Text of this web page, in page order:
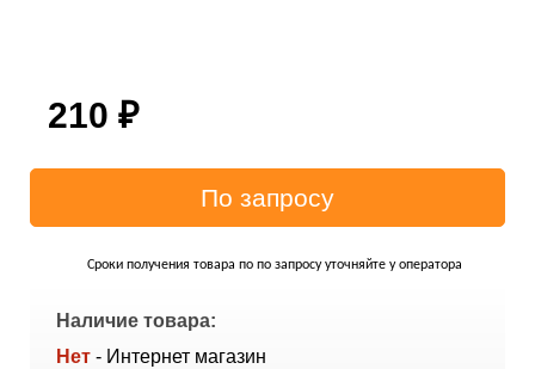
210 ₽
Сроки получения товара по по запросу уточняйте у оператора
Наличие товара:
Нет - Интернет магазин